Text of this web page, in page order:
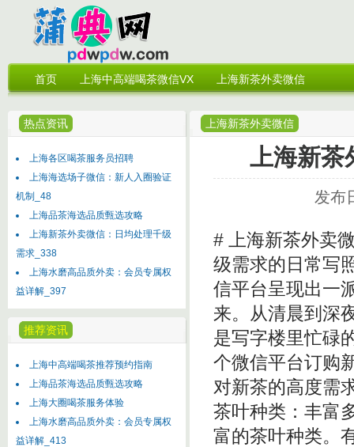
首页 上海中高端喝茶微信VX 上海新茶外卖微信
热点资讯
上海各区喝茶服务员招聘
上海海选场子微信：新人入圈验证
机制_48
上海品茶海选品质甄选攻略
上海新茶外卖微信：日均处理千级
需求_338
上海水磨高品质外卖：会员专属权
益详解_397
推荐资讯
上海中高端喝茶推荐预约指南
上海品茶海选品质甄选攻略
上海大圈喝茶服务体验
上海水磨高品质外卖：会员专属权
益详解_413
上海新茶外卖微信
上海新茶
发布
# 上海新茶外卖
级需求的日常写
信平台呈现出一
来。从清晨到深
是写字楼里忙碌
个微信平台订购
对新茶的高度需
茶叶种类：丰富
富的茶叶种类。